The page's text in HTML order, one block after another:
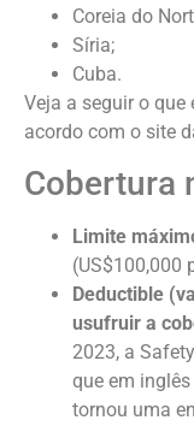
Coreia do
Síria;
Cuba.
Veja a seguir o que
acordo com o site
Cobertura
Limite
(US$100,000
Deductible
usufruir a
2023, a
que em
tornou uma